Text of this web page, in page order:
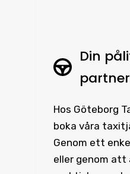
Din
Hos Göteborg
boka våra
Genom ett
eller genom att